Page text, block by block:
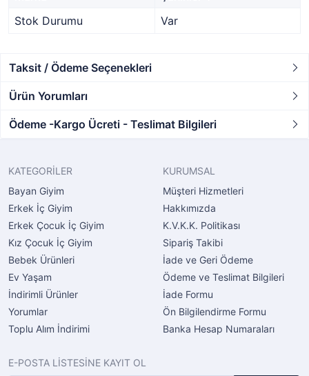
Stok Durumu
Var
Taksit / Ödeme Seçenekleri
Ürün Yorumları
Ödeme -Kargo Ücreti - Teslimat Bilgileri
KATEGORİLER
Bayan Giyim
Erkek İç Giyim
Erkek Çocuk İç Giyim
Kız Çocuk İç Giyim
Bebek Ürünleri
Ev Yaşam
İndirimli Ürünler
Yorumlar
Toplu Alım İndirimi
KURUMSAL
Müşteri Hizmetleri
Hakkımızda
K.V.K.K. Politikası
Sipariş Takibi
İade ve Geri Ödeme
Ödeme ve Teslimat Bilgileri
İade Formu
Ön Bilgilendirme Formu
Banka Hesap Numaraları
E-POSTA LİSTESİNE KAYIT OL